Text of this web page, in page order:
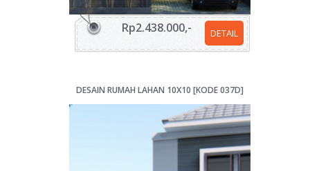
DETAIL
Rp2.438.000,-
DESAIN RUMAH LAHAN 10X10 [KODE 037D]